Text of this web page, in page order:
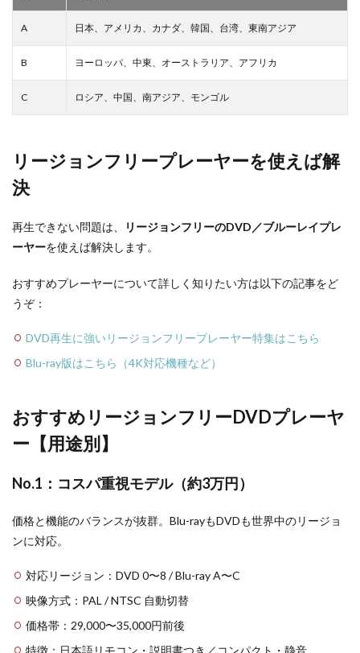
A 日本、アメリカ、カナダ、韓国、台湾、東南アジア
B ヨーロッパ、中東、オーストラリア、アフリカ
C ロシア、中国、南アジア、モンゴル
リージョンフリープレーヤーを使えば解
決
再生できない問題は、
リージョンフリーのDVD／ブルーレイプレ
ーヤーを使えば解決します。
おすすめプレーヤーについて詳しく知りたい方は以下の記事をど
うぞ：
DVD再生に強いリージョンフリープレーヤー特集はこちら
Blu-ray版はこちら（4K対応機種など）
おすすめリージョンフリーDVDプレーヤ
ー【用途別】
No.1：コスパ重視モデル（約3万円）
価格と機能のバランスが抜群。Blu-rayもDVDも世界中のリージョ
ンに対応。
対応リージョン：DVD 0〜8 / Blu-ray A〜C
映像方式：PAL / NTSC 自動切替
価格帯：29,000〜35,000円前後
特徴：日本語リモコン・説明書つき／コンパクト・静音